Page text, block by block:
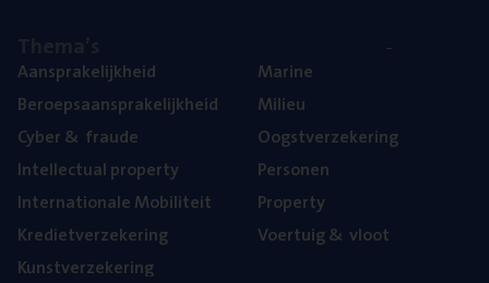
Aan­spra­ke­lijk­heid
Beroeps­aan­spra­ke­lijk­heid
Cyber& fraude
Intel­lec­tu­al property
Inter­na­ti­o­na­le Mobiliteit
Kre­diet­ver­ze­ke­ring
Kunst­ver­ze­ke­ring
Mari­ne
Mili­eu
Oogst­ver­ze­ke­ring
Per­so­nen
Pro­per­ty
Voer­tuig& vloot